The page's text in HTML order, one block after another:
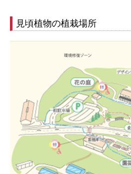
見頃植物の植栽場所